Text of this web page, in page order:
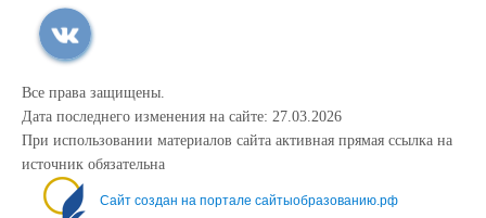
Все права защищены.
Дата последнего изменения на сайте: 27.03.2026
При использовании материалов сайта активная прямая ссылка на
источник обязательна
Сайт создан на портале сайтыобразованию.рф